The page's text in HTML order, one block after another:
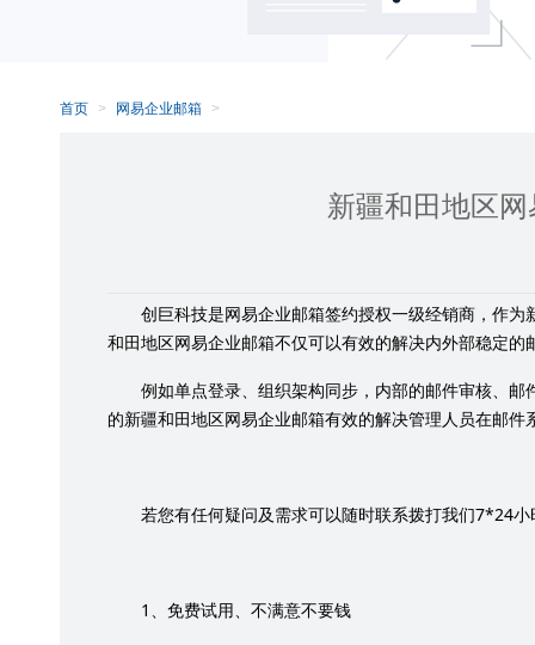
首页 网易企业邮箱
新疆和田地区
创巨科技是网易企业邮箱签约授权一级经销商，作
和田地区网易企业邮箱不仅可以有效的解决内外部稳定
例如单点登录、组织架构同步，内部的邮件审核、
的新疆和田地区网易企业邮箱有效的解决管理人员在邮
若您有任何疑问及需求可以随时联系拨打我们7*24小
1 、免费试用、不满意不要钱